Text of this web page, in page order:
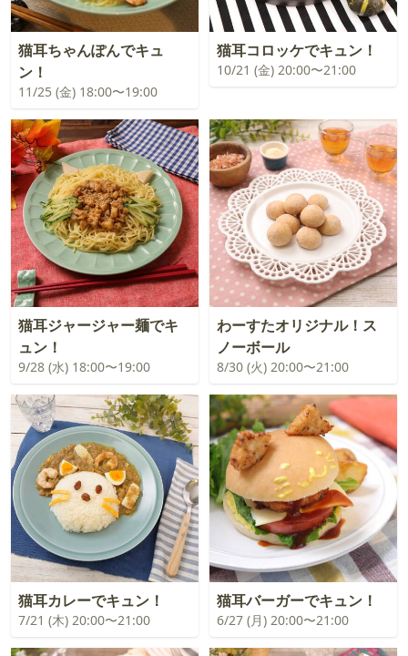
猫耳ちゃんぽんでキュ
ン！
11/25 (金) 18:00〜19:00
猫耳コロッケでキュン！
10/21 (金) 20:00〜21:00
猫耳ジャージャー麺でキ
ュン！
9/28 (水) 18:00〜19:00
わーすたオリジナル！ス
ノーボール
8/30 (火) 20:00〜21:00
猫耳カレーでキュン！
7/21 (木) 20:00〜21:00
猫耳バーガーでキュン！
6/27 (月) 20:00〜21:00